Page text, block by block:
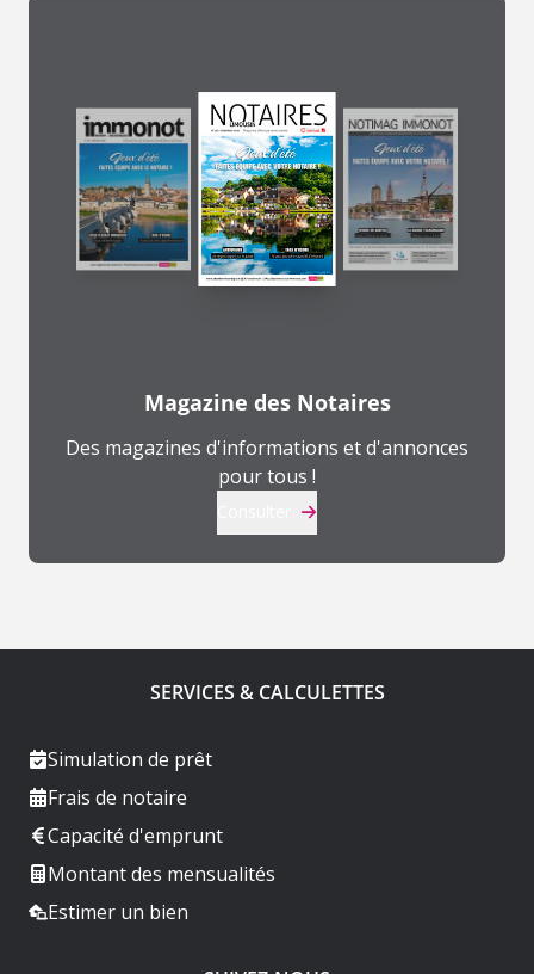
Magazine des Notaires
Des magazines d'informations et d'annonces
pour tous !
SERVICES & CALCULETTES
Simulation de prêt
Frais de notaire
Capacité d'emprunt
Montant des mensualités
Estimer un bien